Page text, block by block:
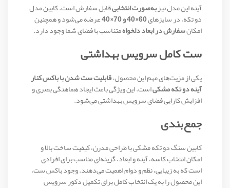
آینه این مدل نیزبه‌صورت انتخابیقابل سفارش است. کابین مدل
دو تکه، در سایزهای60×40 و 70×40 عرضه می‌شود و همچنین
امکانسفارش در ابعاد دلخواهمتناسب با فضای شما وجود دارد.
ست کامل سرویس بهداشتی
یکی از مزیت‌های مهم این محصول،قابلیت ست شدن با باکس کنار
آینه دو تکه مشکیاست. این ویژگی باعث ایجاد هماهنگی بصری و
افزایش کارایی فضای سرویس بهداشتی می‌شود.
جمع‌بندی
کابین سنگ دو تکه مشکی با طراحی مدرن، کیفیت ساخت بالا و
امکان انتخاب کاسه، آینه و ابعاد، گزینه‌ای مناسب برای افرادی
است که به زیبایی، نظم و دوام اهمیت می‌دهند. وجود باکس ست،
این محصول را به یک انتخاب کامل برای تکمیل دکور سرویس